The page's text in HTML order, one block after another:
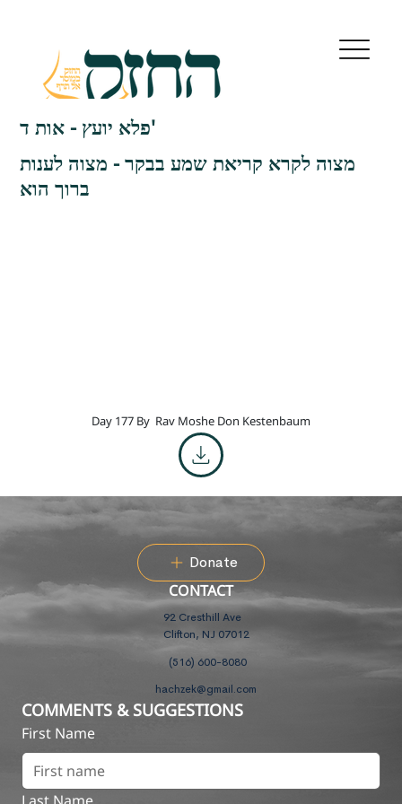
פלא יועץ - אות ד'
מצוה לקרא קריאת שמע בבקר - מצוה לענות
ברוך הוא
Day 177 By Rav Moshe Don Kestenbaum
Donate
CONTACT
92 Cresthill Ave
Clifton, NJ 07012
(516) 600-8080
hachzek@gmail.com
COMMENTS & SUGGESTIONS
First Name